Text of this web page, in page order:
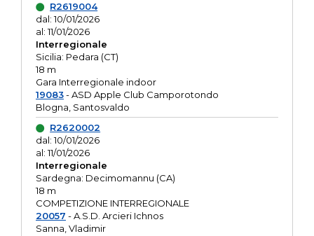
R2619004
dal: 10/01/2026
al: 11/01/2026
Interregionale
Sicilia: Pedara (CT)
18 m
Gara Interregionale indoor
19083- ASD Apple Club Camporotondo
Blogna, Santosvaldo
R2620002
dal: 10/01/2026
al: 11/01/2026
Interregionale
Sardegna: Decimomannu (CA)
18 m
COMPETIZIONE INTERREGIONALE
20057 - A.S.D. Arcieri Ichnos
Sanna, Vladimir